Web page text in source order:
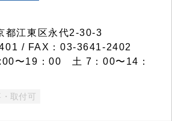
江東区永代2-30-3
/ FAX：03-3641-2402
〜19：00 土 7：00〜14：
・取付可